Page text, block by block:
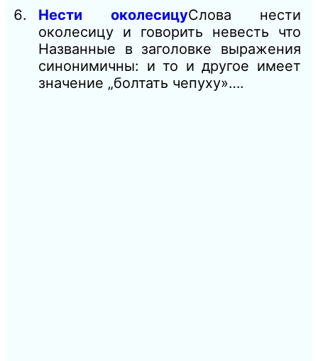
Нести околесицуСлова нести
околесицу и говорить невесть что
Названные в заголовке выражения
синонимичны: и то и другое имеет
значение „болтать чепуху»….